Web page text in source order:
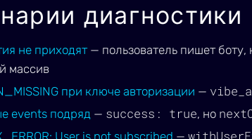
диагностики
не приходят— пользователь пишет боту,
массив
при ключе авторизации —
events подряд — success: true, но
User is not subscribed —